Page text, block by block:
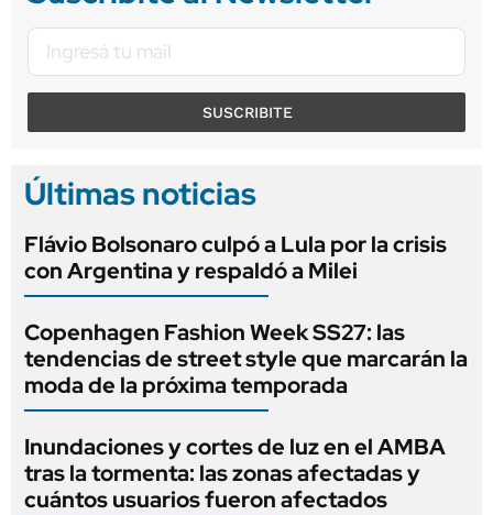
SUSCRIBITE
Últimas noticias
Flávio Bolsonaro culpó a Lula por la crisis
con Argentina y respaldó a Milei
Copenhagen Fashion Week SS27: las
tendencias de street style que marcarán la
moda de la próxima temporada
Inundaciones y cortes de luz en el AMBA
tras la tormenta: las zonas afectadas y
cuántos usuarios fueron afectados